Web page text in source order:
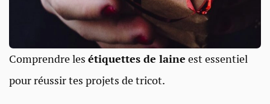
Comprendre les étiquettes de laine est essentiel
pour réussir tes projets de tricot.